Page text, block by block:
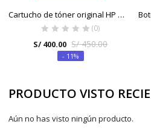
Cartucho de tóner original HP LaserJet 131A Cian
(0)
S/400.00 S/450.00
- 11%
PRODUCTO VISTO
Aún no has visto ningún producto.